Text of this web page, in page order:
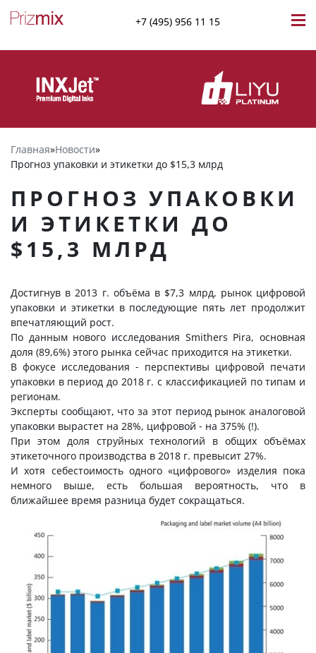
+7 (495) 956 11 15
Главная»Новости»
Прогноз упаковки и этикетки до $15,3 млрд
ПРОГНОЗ УПАКОВКИ
И ЭТИКЕТКИ ДО
$15,3 МЛРД
Достигнув в 2013 г. объёма в $7,3 млрд, рынок цифровой
упаковки и этикетки в последующие пять лет продолжит
впечатляющий рост.
По данным нового исследования Smithers Pira, основная
доля (89,6%) этого рынка сейчас приходится на этикетки.
В фокусе исследования - перспективы цифровой печати
упаковки в период до 2018 г. с классификацией по типам и
регионам.
Эксперты сообщают, что за этот период рынок аналоговой
упаковки вырастет на 28%, цифровой - на 375% (!).
При этом доля струйных технологий в общих объёмах
этикеточного производства в 2018 г. превысит 27%.
И хотя себестоимость одного «цифрового» изделия пока
немного выше, есть большая вероятность, что в
ближайшее время разница будет сокращаться.